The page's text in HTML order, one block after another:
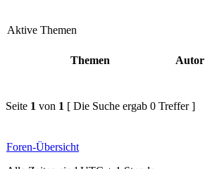
Aktive Themen
Themen Autor
Seite 1 von 1 [ Die Suche ergab 0 Treffer ]
Foren-Übersicht